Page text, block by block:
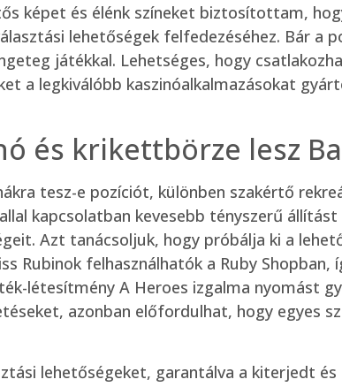
képet és élénk színeket biztosítottam,
lehetőségek felfedezéséhez. Bár a
játékkal. Lehetséges, hogy
a legkiválóbb kaszinóalkalmazásokat
és krikettbörze lesz
tesz-e pozíciót, különben szakértő
kapcsolatban kevesebb tényszerű
Azt tanácsoljuk, hogy próbálja ki a
Rubinok felhasználhatók a Ruby Shopban,
létesítmény A Heroes izgalma nyomást
azonban előfordulhat, hogy egyes
lehetőségeket, garantálva a kiterjedt